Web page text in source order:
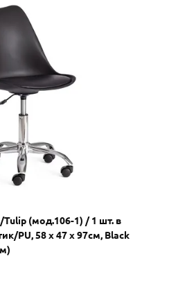
(мод.106-1) / 1 шт. в
PU, 58 x 47 x 97см, Black